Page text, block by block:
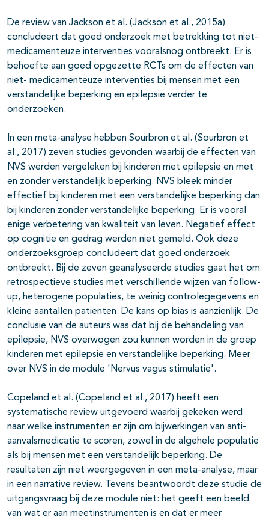
De review van Jackson et al. (Jackson et al., 2015a)
concludeert dat goed onderzoek met betrekking tot niet-
medicamenteuze interventies vooralsnog ontbreekt. Er is
behoefte aan goed opgezette RCTs om de effecten van
niet- medicamenteuze interventies bij mensen met een
verstandelijke beperking en epilepsie verder te
onderzoeken.
In een meta-analyse hebben Sourbron et al. (Sourbron et
al., 2017) zeven studies gevonden waarbij de effecten van
NVS werden vergeleken bij kinderen met epilepsie en met
en zonder verstandelijk beperking. NVS bleek minder
effectief bij kinderen met een verstandelijke beperking dan
bij kinderen zonder verstandelijke beperking. Er is vooral
enige verbetering van kwaliteit van leven. Negatief effect
op cognitie en gedrag werden niet gemeld. Ook deze
onderzoeksgroep concludeert dat goed onderzoek
ontbreekt. Bij de zeven geanalyseerde studies gaat het om
retrospectieve studies met verschillende wijzen van follow-
up, heterogene populaties, te weinig controlegegevens en
kleine aantallen patiënten. De kans op bias is aanzienlijk. De
conclusie van de auteurs was dat bij de behandeling van
epilepsie, NVS overwogen zou kunnen worden in de groep
kinderen met epilepsie en verstandelijke beperking. Meer
over NVS in de module 'Nervus vagus stimulatie'.
Copeland et al. (Copeland et al., 2017) heeft een
systematische review uitgevoerd waarbij gekeken werd
naar welke instrumenten er zijn om bijwerkingen van anti-
aanvalsmedicatie te scoren, zowel in de algehele populatie
als bij mensen met een verstandelijk beperking. De
resultaten zijn niet weergegeven in een meta-analyse, maar
in een narrative review. Tevens beantwoordt deze studie de
uitgangsvraag bij deze module niet: het geeft een beeld
van wat er aan meetinstrumenten is en dat er meer